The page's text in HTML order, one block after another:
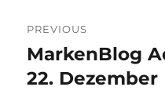
navigation
PREVIOUS
Previous
post:
MarkenBlog
22. Dezember